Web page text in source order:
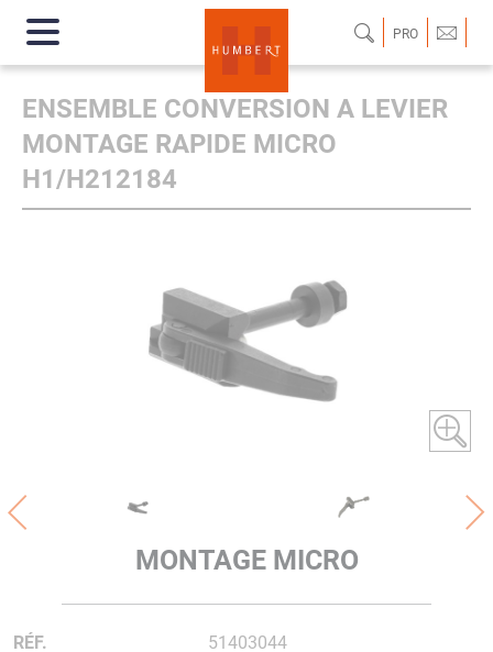
PRO
ENSEMBLE CONVERSION A LEVIER
MONTAGE RAPIDE MICRO
H1/H212184
MONTAGE MICRO
RÉF.
51403044